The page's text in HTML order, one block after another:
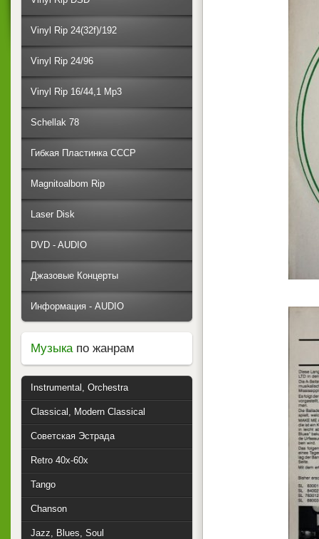
Vinyl Rip 24(32f)/192
Vinyl Rip 24/96
Vinyl Rip 16/44,1 Mp3
Schellak 78
Гибкая Пластинка СССР
Magnitoalbom Rip
Laser Disk
DVD - AUDIO
Джазовые Концерты
Информация - AUDIO
Музыкапо жанрам
Instrumental, Orchestra
Classical, Modern Classical
Советская Эстрада
Retro 40x-60x
Tango
Chanson
Jazz, Blues, Soul